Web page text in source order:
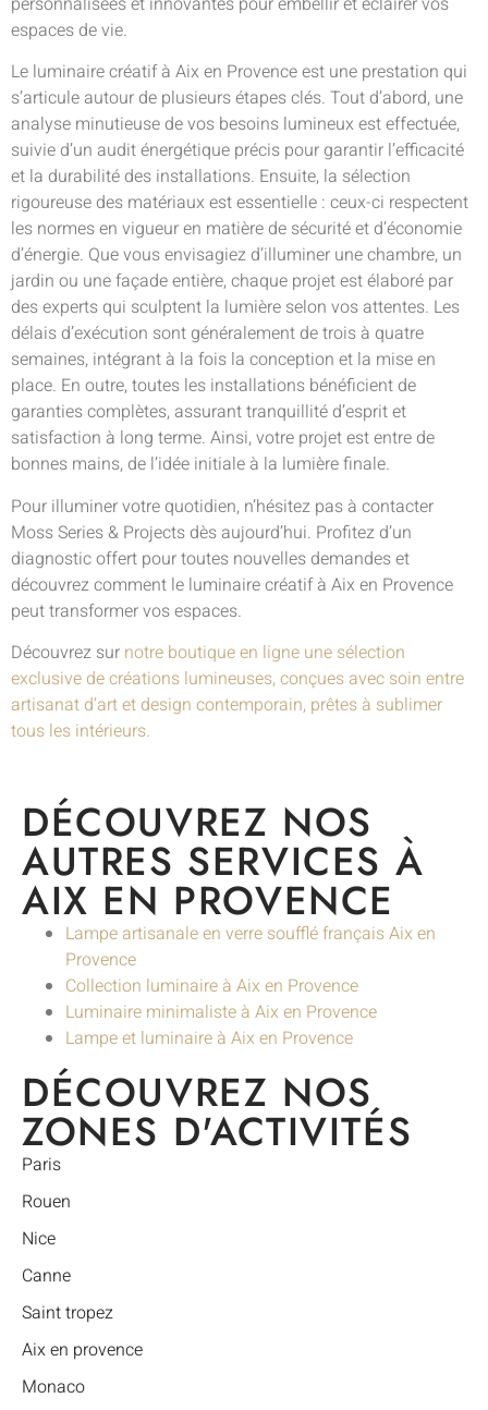
espaces de vie.
Le luminaire créatif à Aix en Provence est une prestation qui
s’articule autour de plusieurs étapes clés. Tout d’abord, une
analyse minutieuse de vos besoins lumineux est effectuée,
suivie d’un audit énergétique précis pour garantir l’efficacité
et la durabilité des installations. Ensuite, la sélection
rigoureuse des matériaux est essentielle : ceux-ci respectent
les normes en vigueur en matière de sécurité et d’économie
d’énergie. Que vous envisagiez d’illuminer une chambre, un
jardin ou une façade entière, chaque projet est élaboré par
des experts qui sculptent la lumière selon vos attentes. Les
délais d’exécution sont généralement de trois à quatre
semaines, intégrant à la fois la conception et la mise en
place. En outre, toutes les installations bénéficient de
garanties complètes, assurant tranquillité d’esprit et
satisfaction à long terme. Ainsi, votre projet est entre de
bonnes mains, de l’idée initiale à la lumière finale.
Pour illuminer votre quotidien, n’hésitez pas à contacter
Moss Series & Projects dès aujourd’hui. Profitez d’un
diagnostic offert pour toutes nouvelles demandes et
découvrez comment le luminaire créatif à Aix en Provence
peut transformer vos espaces.
Découvrez sur notre boutique en ligne une sélection
exclusive de créations lumineuses, conçues avec soin entre
artisanat d’art et design contemporain, prêtes à sublimer
tous les intérieurs.
DÉCOUVREZ NOS
AUTRES SERVICES À
AIX EN PROVENCE
Lampe artisanale en verre soufflé français Aix en
Provence
Collection luminaire à Aix en Provence
Luminaire minimaliste à Aix en Provence
Lampe et luminaire à Aix en Provence
DÉCOUVREZ NOS
ZONES D'ACTIVITÉS
Paris
Rouen
Nice
Canne
Saint tropez
Aix en provence
Monaco